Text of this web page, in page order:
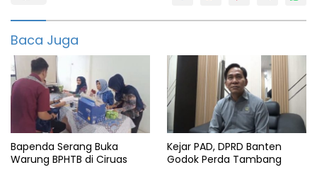
featured
Fitri
Idul
Lebaran
Menag
Yakut
Baca Juga
Bapenda Serang Buka
Warung BPHTB di Ciruas
Kejar PAD, DPRD Banten
Godok Perda Tambang